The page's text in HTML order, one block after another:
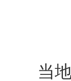
当